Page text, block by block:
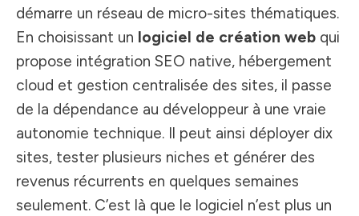
démarre un réseau de micro-sites thématiques.
En choisissant un logiciel de création web qui
propose intégration SEO native, hébergement
cloud et gestion centralisée des sites, il passe
de la dépendance au développeur à une vraie
autonomie technique. Il peut ainsi déployer dix
sites, tester plusieurs niches et générer des
revenus récurrents en quelques semaines
seulement. C’est là que le logiciel n’est plus un